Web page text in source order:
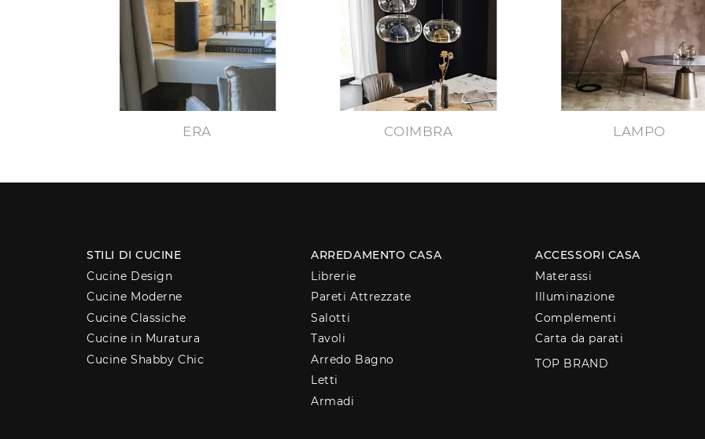
ERA COIMBRA LAMPO
STILI DI CUCINE
Cucine Design
Cucine Moderne
Cucine Classiche
Cucine in Muratura
Cucine Shabby Chic
ARREDAMENTO CASA
Librerie
Pareti Attrezzate
Salotti
Tavoli
Arredo Bagno
Letti
Armadi
ACCESSORI CASA
Materassi
Illuminazione
Complementi
Carta da parati
TOP BRAND